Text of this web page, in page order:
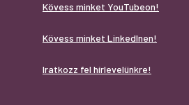
Kövess minket YouTubeon!
Kövess minket LinkedInen!
Iratkozz fel hírlevelünkre!